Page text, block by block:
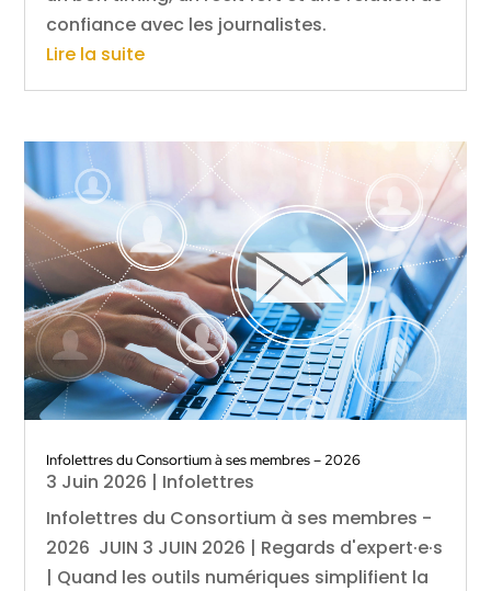
confiance avec les journalistes.
Lire la suite
Infolettres du Consortium à ses membres – 2026
3 Juin 2026 | Infolettres
Infolettres du Consortium à ses membres -
2026 JUIN 3 JUIN 2026 | Regards d'expert·e·s
| Quand les outils numériques simplifient la